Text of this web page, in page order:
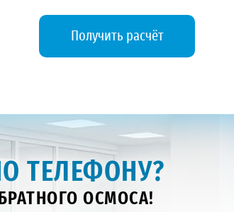
Получить расчёт
ТЕЛЕФОНУ?
ОСМОСА!